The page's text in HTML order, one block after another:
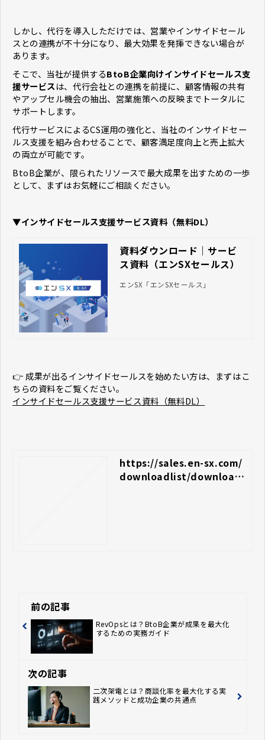
しかし、代行を導入しただけでは、営業やインサイドセール
スとの連携が不十分になり、最大効果を発揮できない場合が
あります。
そこで、当社が提供するBtoB企業向けインサイドセールス支
援サービスは、代行会社との連携を前提に、顧客情報の共有
やアップセル機会の抽出、営業施策への反映までトータルに
サポートします。
代行サービスによるCS運用の強化と、当社のインサイドセー
ルス支援を組み合わせることで、顧客満足度向上と売上拡大
の両立が可能です。
BtoB企業が、限られたリソースで最大成果を出すための一歩
として、まずはお気軽にご相談ください。
▼インサイドセールス支援サービス資料（無料DL）
資料ダウンロード｜サービ
ス資料（エンSXセールス）
エンSX「エンSXセールス」
👉 成果が出るインサイドセールスを始めたい方は、まずはこ
ちらの資料をご覧ください。
インサイドセールス支援サービス資料（無料DL）
https://sales.en-sx.com/
downloadlist/download
前の記事
RevOpsとは？BtoB企業が成果を最大化
するための実務ガイド
次の記事
二次架電とは？商談化率を最大化する実
践メソッドと成功企業の共通点